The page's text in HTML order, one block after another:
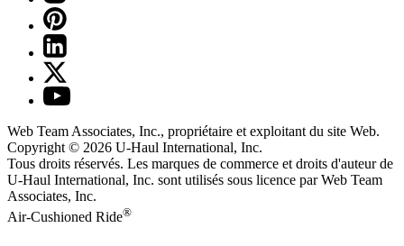
Web Team Associates, Inc., propriétaire et exploitant du site Web.
Copyright © 2026 U-Haul International, Inc.
Tous droits réservés. Les marques de commerce et droits d'auteur de
U-Haul International, Inc. sont utilisés sous licence par Web Team
Associates, Inc.
Air-Cushioned Ride®